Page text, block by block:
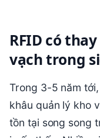
RFID có
vạch trong
Trong 3-5 năm
khâu quản lý kho
tồn tại song song